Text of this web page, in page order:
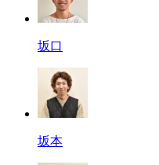
坂口
坂本